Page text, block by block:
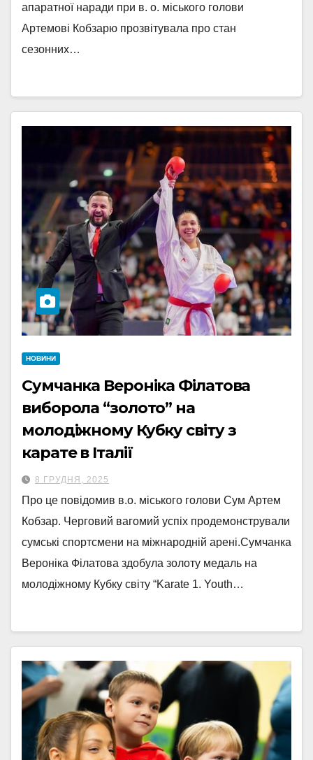
апаратної наради при в. о. міського голови
Артемові Кобзарю прозвітувала про стан
сезонних…
НОВИНИ
Сумчанка Вероніка Філатова
виборола “золото” на
молодіжному Кубку світу з
карате в Італії
8 ГРУДНЯ, 2025
Про це повідомив в.о. міського голови Сум Артем
Кобзар. Черговий вагомий успіх продемонстрували
сумські спортсмени на міжнародній арені.Сумчанка
Вероніка Філатова здобула золоту медаль на
молодіжному Кубку світу “Karate 1. Youth…